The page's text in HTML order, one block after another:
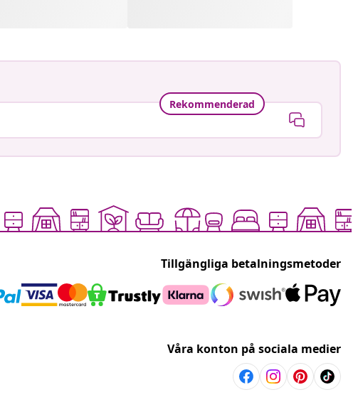
Rekommenderad
Tillgängliga betalningsmetoder
Våra konton på sociala medier